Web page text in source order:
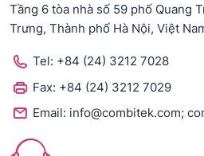
Tầng 6 tòa nhà số 59 phố Quang
Trưng, Thành phố Hà Nội, Việt
Tel: +84 (24) 3212 7028
Fax: +84 (24) 3212 7029
Email: info@combitek.com;